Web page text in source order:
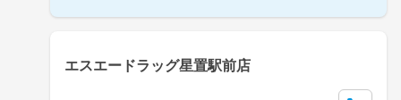
エスエードラッグ星置駅前店